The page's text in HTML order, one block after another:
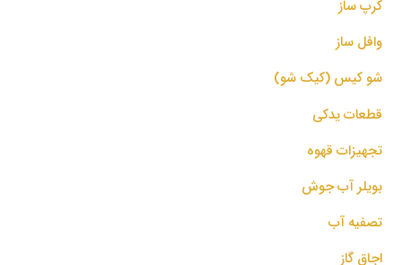
کرپ ساز
وافل ساز
شو کیس (کیک شو)
قطعات یدکی
تجهیزات قهوه
بویلر آب جوش
تصفیه آب
اجاق گاز